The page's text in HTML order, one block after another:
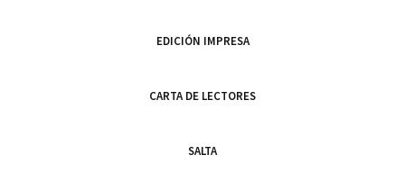
EDICIÓN IMPRESA
CARTA DE LECTORES
SALTA